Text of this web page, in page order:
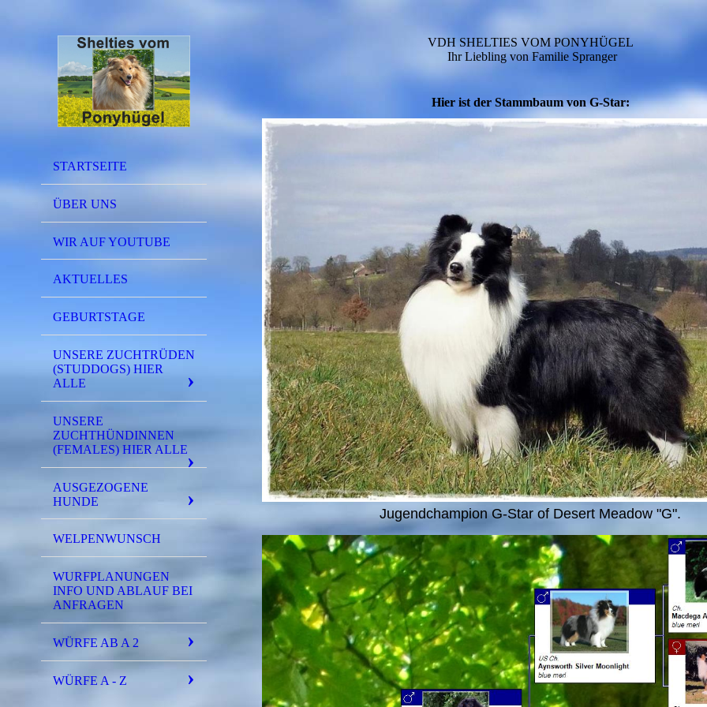
STARTSEITE
ÜBER UNS
WIR AUF YOUTUBE
AKTUELLES
GEBURTSTAGE
UNSERE ZUCHTRÜDEN
(STUDDOGS) HIER
ALLE
UNSERE
ZUCHTHÜNDINNEN
(FEMALES) HIER ALLE
AUSGEZOGENE
HUNDE
WELPENWUNSCH
WURFPLANUNGEN
INFO UND ABLAUF BEI
ANFRAGEN
WÜRFE AB A 2
WÜRFE A - Z
VDH SHELTIES VOM PONYHÜGEL
Ihr Liebling von Familie Spranger
Hier ist der Stammbaum von G-Star:
Jugendchampion G-Star of Desert Meadow "G".